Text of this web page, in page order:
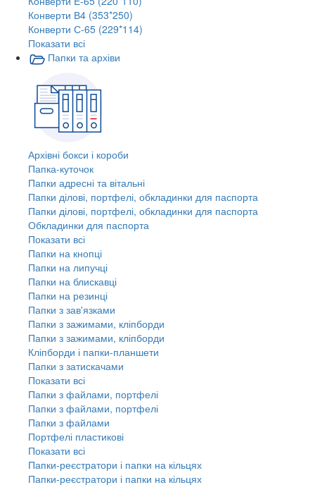
Конверти В4 (353*250)
Конверти С-65 (229*114)
Показати всі
Папки та архіви
Архівні бокси і короби
Папка-куточок
Папки адресні та вітальні
Папки ділові, портфелі, обкладинки для паспорта
Папки ділові, портфелі, обкладинки для паспорта
Обкладинки для паспорта
Показати всі
Папки на кнопці
Папки на липучці
Папки на блискавці
Папки на резинці
Папки з зав'язками
Папки з зажимами, кліпборди
Папки з зажимами, кліпборди
Кліпборди і папки-планшети
Папки з затискачами
Показати всі
Папки з файлами, портфелі
Папки з файлами, портфелі
Папки з файлами
Портфелі пластикові
Показати всі
Папки-реєстратори і папки на кільцях
Папки-реєстратори і папки на кільцях